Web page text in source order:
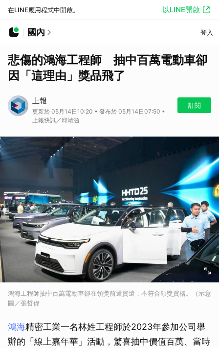
在LINE應用程式中開啟。 以LINE開啟
國內 登入
悲傷的鴻海工程師 抽中百萬電動車卻
因「這理由」獎品飛了
上報
更新於 05月14日10:20 • 發布於 05月14日07:50 •
上報快訊／邱靖涵
訂閱
鴻海工程師抽中百萬電動車卻在領獎前遭資遣，不符合領獎資格。（示意
圖／張哲偉
鴻海精密工業一名林姓工程師於2023年參加公司舉
辦的「線上嘉年華」活動，驚喜抽中價值百萬、當時